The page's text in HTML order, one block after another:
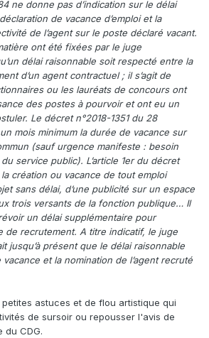
ne donne pas d’indication sur le délai
de vacance d’emploi et la
de l’agent sur le poste déclaré vacant.
ont été fixées par le juge
délai raisonnable soit respecté entre la
d’un agent contractuel ; il s’agit de
ou les lauréats de concours ont
des postes à pourvoir et ont eu un
Le décret n°2018-1351 du 28
mois minimum la durée de vacance sur
(sauf urgence manifeste : besoin
service public). L’article 1er du décret
création ou vacance de tout emploi
sans délai, d’une publicité sur un espace
trois versants de la fonction publique… Il
un délai supplémentaire pour
de recrutement. A titre indicatif, le juge
jusqu’à présent que le délai raisonnable
et la nomination de l’agent recruté
astuces et de flou artistique qui
de sursoir ou repousser l'avis de
du CDG.